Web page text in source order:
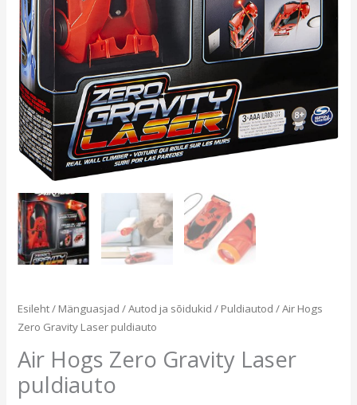
Esileht/ Mänguasjad /Autod ja sõidukid / Puldiautod / Air Hogs
Zero Gravity Laser puldiauto
Air Hogs Zero Gravity Laser
puldiauto